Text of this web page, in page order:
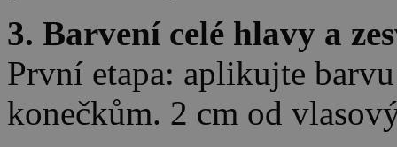
3. Barvení celé hlavy a
První etapa: aplikujte
konečkům. 2 cm od